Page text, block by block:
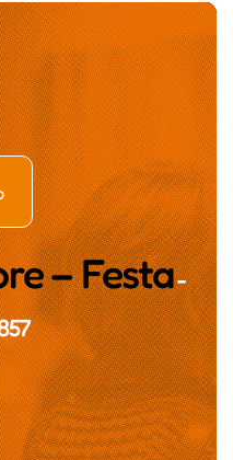
– Festa-